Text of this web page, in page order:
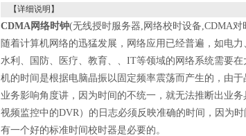
【详细说明】
CDMA网络时钟(无线授时服务器, 网络校时设备,CDMA对
随着计算机网络的迅猛发展，网络应用已经普遍，如电
水利、国防、医疗、教育、、 IT等领域的网络系统需要
机的时间是根据电脑晶振以固定频率震荡而产生的，由
业务影响角度讲，因为时间的不统一，就无法推断出业
视频监控中的DVR）的日志必须反映准确的时间，因为
有一个好的标准时间校时器是必要的。